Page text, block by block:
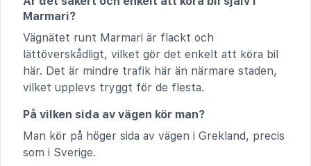
Marmari?
Vägnätet runt Marmari är flackt och
lättöverskådligt, vilket gör det enkelt att köra bil
här. Det är mindre trafik här än närmare staden,
vilket upplevs tryggt för de flesta.
På vilken sida av vägen kör man?
Man kör på höger sida av vägen i Grekland, precis
som i Sverige.